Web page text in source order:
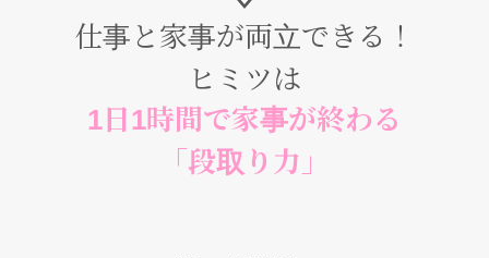
仕事と家事が両立できる！
ヒミツは
1日1時間で家事が終わる
「段取り力」